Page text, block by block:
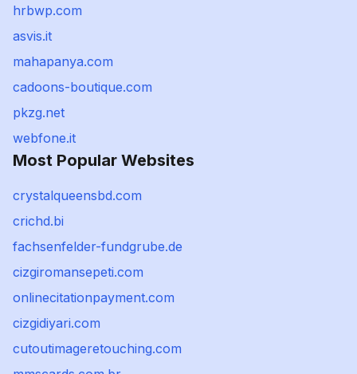
hrbwp.com
asvis.it
mahapanya.com
cadoons-boutique.com
pkzg.net
webfone.it
Most Popular Websites
crystalqueensbd.com
crichd.bi
fachsenfelder-fundgrube.de
cizgiromansepeti.com
onlinecitationpayment.com
cizgidiyari.com
cutoutimageretouching.com